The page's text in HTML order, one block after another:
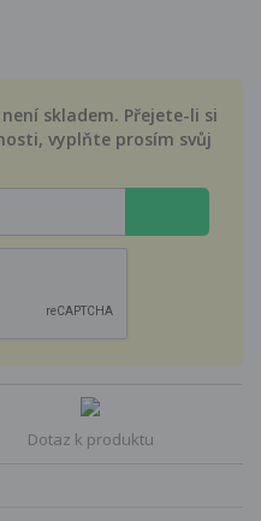
skladem. Přejete-li si
vyplňte prosím svůj
Dotaz k produktu